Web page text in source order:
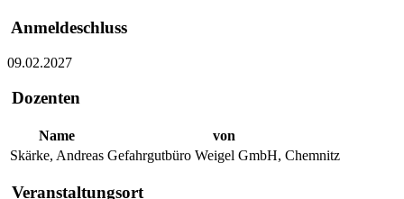
Anmeldeschluss
09.02.2027
Dozenten
Name
von
Skärke, Andreas Gefahrgutbüro Weigel GmbH, Chemnitz
Veranstaltungsort